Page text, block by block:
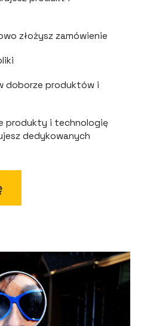
złożysz zamówienie
doborze produktów i
produkty i technologię
dedykowanych